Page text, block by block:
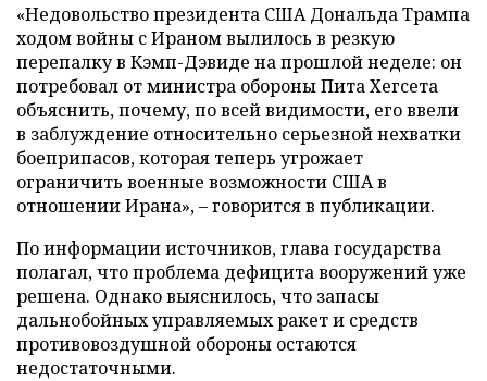
«Недовольство президента США Дональда Трампа
ходом войны с Ираном вылилось в резкую
перепалку в Кэмп-Дэвиде на прошлой неделе: он
потребовал от министра обороны Пита Хегсета
объяснить, почему, по всей видимости, его ввели
в заблуждение относительно серьезной нехватки
боеприпасов, которая теперь угрожает
ограничить военные возможности США в
отношении Ирана», – говорится в публикации.
По информации источников, глава государства
полагал, что проблема дефицита вооружений уже
решена. Однако выяснилось, что запасы
дальнобойных управляемых ракет и средств
противовоздушной обороны остаются
недостаточными.